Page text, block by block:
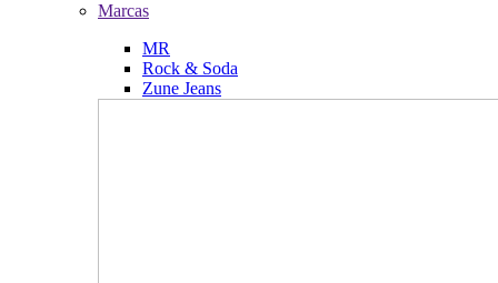
Marcas
MR
Rock & Soda
Zune Jeans